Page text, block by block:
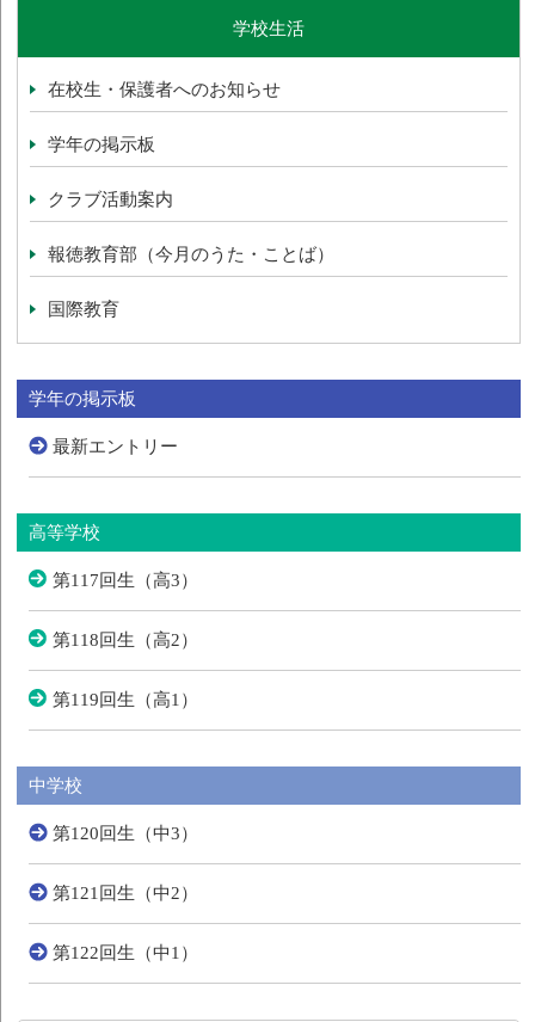
学校生活
在校生・保護者へのお知らせ
学年の掲示板
クラブ活動案内
報徳教育部（今月のうた・ことば）
国際教育
学年の掲示板
最新エントリー
高等学校
第117回生（高3）
第118回生（高2）
第119回生（高1）
中学校
第120回生（中3）
第121回生（中2）
第122回生（中1）